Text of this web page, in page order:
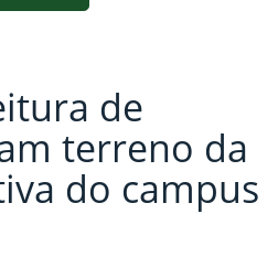
de
terreno da
do campus